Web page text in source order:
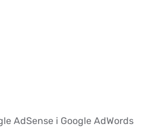
AdSense i Google AdWords